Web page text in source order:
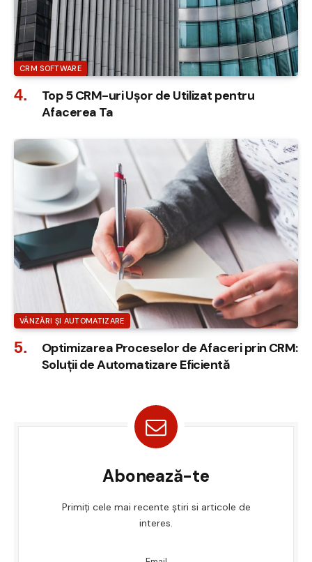
CRM SOFTWARE
Top 5 CRM-uri Ușor de Utilizat pentru
Afacerea Ta
VÂNZĂRI ȘI AUTOMATIZARE
Optimizarea Proceselor de Afaceri prin CRM:
Soluții de Automatizare Eficientă
Abonează-te
Primiți cele mai recente știri si articole de
interes.